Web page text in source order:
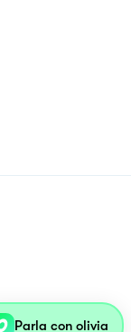
Parla con olivia